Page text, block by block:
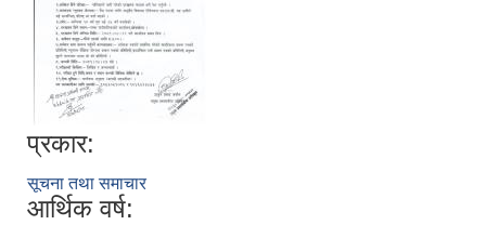
प्रकार:
सूचना तथा समाचार
आर्थिक वर्ष: